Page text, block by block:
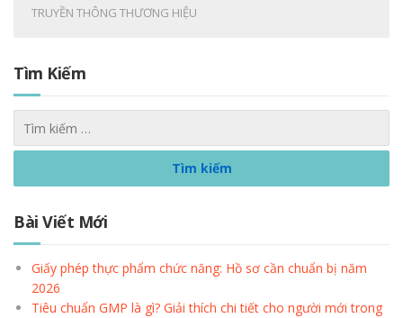
TRUYỀN THÔNG THƯƠNG HIỆU
Tìm Kiếm
Bài Viết Mới
Giấy phép thực phẩm chức năng: Hồ sơ cần chuẩn bị năm
2026
Tiêu chuẩn GMP là gì? Giải thích chi tiết cho người mới trong